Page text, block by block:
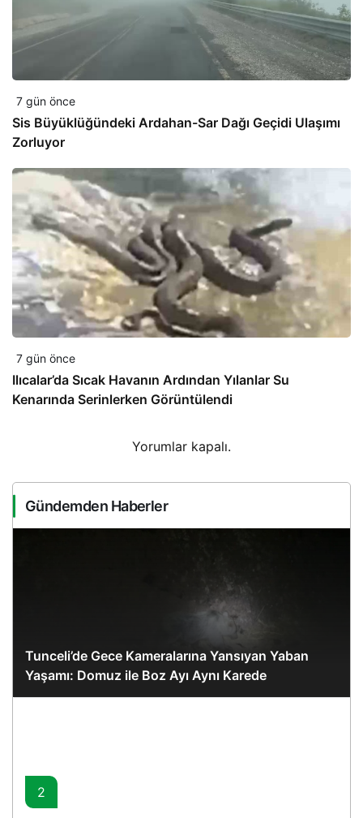
7 gün önce
Sis Büyüklüğündeki Ardahan-Sar Dağı Geçidi Ulaşımı
Zorluyor
7 gün önce
Ilıcalar’da Sıcak Havanın Ardından Yılanlar Su
Kenarında Serinlerken Görüntülendi
Yorumlar kapalı.
Gündemden Haberler
Tunceli’de Gece Kameralarına Yansıyan Yaban
Yaşamı: Domuz ile Boz Ayı Aynı Karede
2